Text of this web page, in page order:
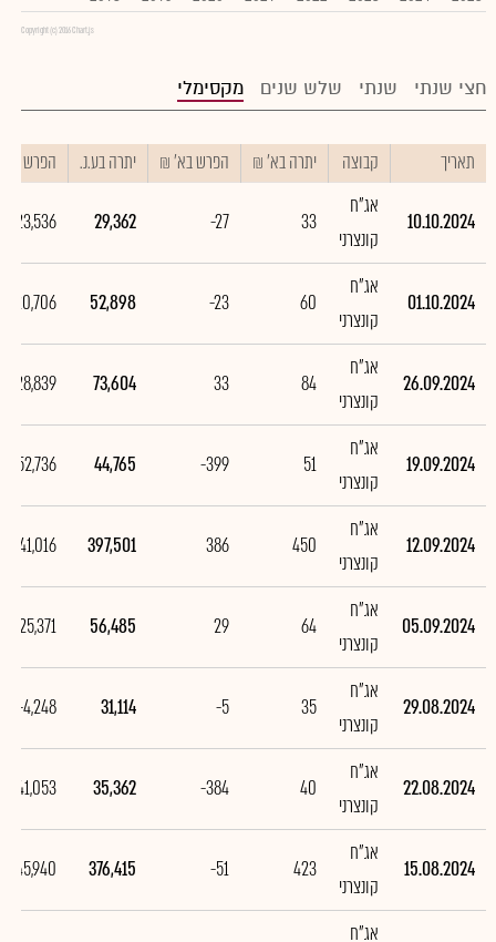
Copyright (c) 2016 Chart.js
חצי שנתי שנתי שלש שנים מקסימלי
תאריך קבוצה יתרה בא' ₪ הפרש בא' ₪ יתרה בע.נ. הפרש
10.10.2024
אג"ח
קונצרני
33
-27
29,362
-23,536
01.10.2024
אג"ח
קונצרני
60
-23
52,898
-20,706
26.09.2024
אג"ח
קונצרני
84
33
73,604
28,839
19.09.2024
אג"ח
קונצרני
51
-399
44,765
-352,736
12.09.2024
אג"ח
קונצרני
450
386
397,501
341,016
05.09.2024
אג"ח
קונצרני
64
29
56,485
25,371
29.08.2024
אג"ח
קונצרני
35
-5
31,114
-4,248
22.08.2024
אג"ח
קונצרני
40
-384
35,362
-341,053
15.08.2024
אג"ח
קונצרני
423
-51
376,415
-45,940
אג"ח